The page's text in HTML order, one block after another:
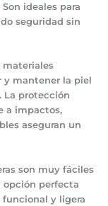
ideales para
seguridad sin
materiales
y mantener la piel
La protección
a impactos,
aseguran un
son muy fáciles
opción perfecta
y ligera